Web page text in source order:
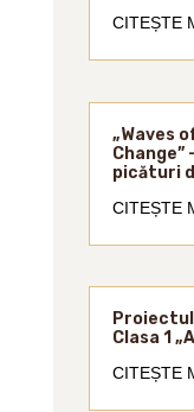
CITEȘTE
„Waves
Change”
picături
CITEȘTE
Proiectul
Clasa 1
CITEȘTE